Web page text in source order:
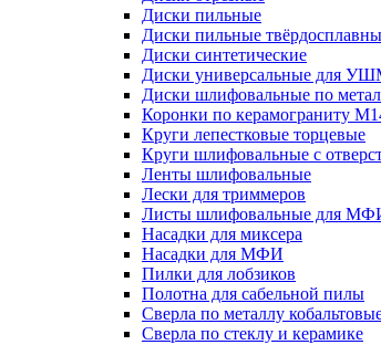
Диски пильные
Диски пильные
Диски синтетические
Диски универсальные для
Диски шлифовальные по
Коронки по керамограниту
Круги лепестковые торцевые
Круги шлифовальные с
Ленты шлифовальные
Лески для триммеров
Листы шлифовальные для
Насадки для миксера
Насадки для МФИ
Пилки для лобзиков
Полотна для сабельной пилы
Сверла по металлу
Сверла по стеклу и керамике